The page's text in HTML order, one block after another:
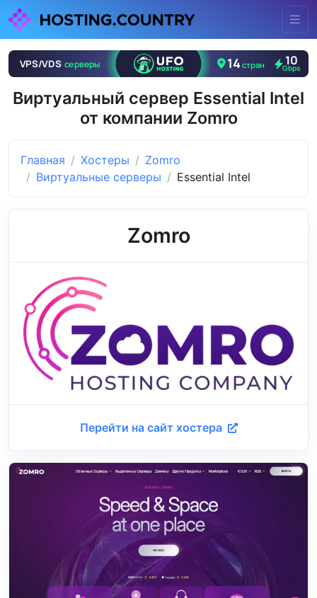
Виртуальный сервер Essential Intel
от компании Zomro
Главная Хостеры
Zomro
Виртуальные серверы
Essential Intel
Zomro
Перейти на сайт хостера